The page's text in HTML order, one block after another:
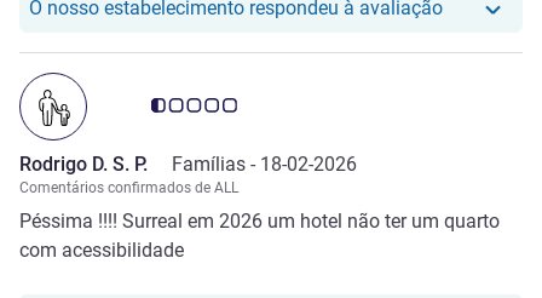
O nosso estabelecimento respondeu à avaliaçãoO nosso
Nota clientes Avis 0.5/5
Rodrigo D. S. P. Famílias - 18-02-2026
Comentários confirmados de ALL
Péssima !!!! Surreal em 2026 um hotel não ter um quarto
com acessibilidade